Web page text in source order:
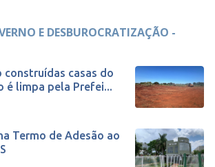
E DESBUROCRATIZAÇÃO -
construídas casas do
é limpa pela Prefei...
Termo de Adesão ao